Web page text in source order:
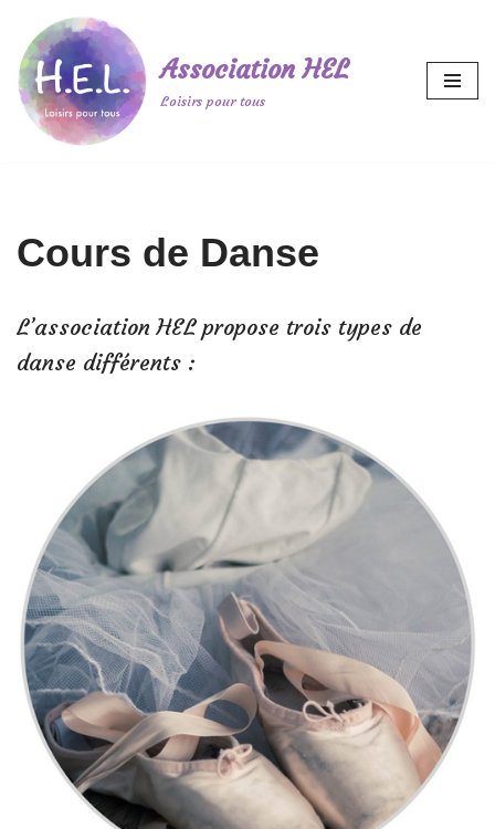
Aller
au
contenu
Association HEL
Loisirs pour tous
Cours de Danse
L’association HEL propose trois types de
danse différents :